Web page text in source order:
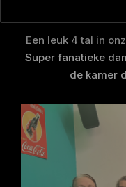
Een leuk 4 tal in
Super fanatieke
de kamer